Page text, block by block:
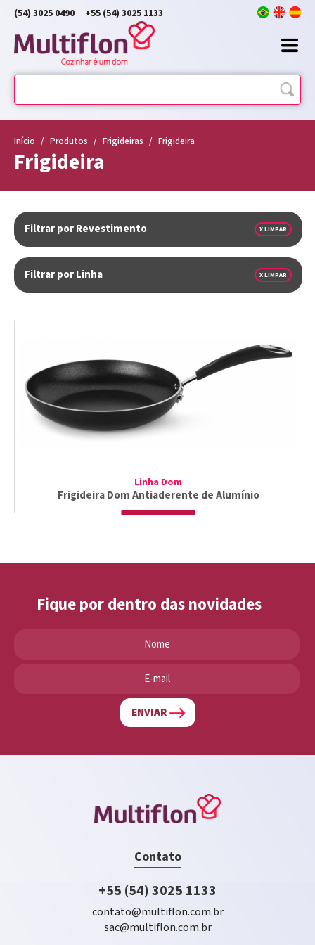
(54) 3025 0490 +55 (54) 3025 1133
Início / Produtos / Frigideiras / Frigideira
Frigideira
Filtrar por Revestimento X LIMPAR
Filtrar por Linha X LIMPAR
Linha Dom
Frigideira Dom Antiaderente de Alumínio
Fique por dentro das novidades
ENVIAR
Contato
+55 (54) 3025 1133
contato@multiflon.com.br
sac@multiflon.com.br